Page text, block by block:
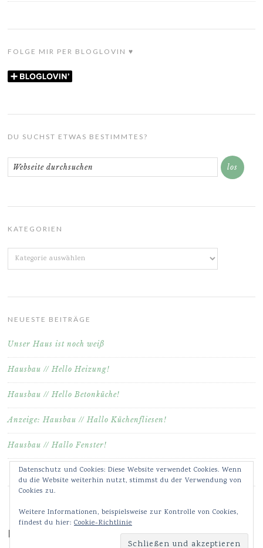
FOLGE MIR PER BLOGLOVIN ♥
DU SUCHST ETWAS BESTIMMTES?
KATEGORIEN
Kategorien
NEUESTE BEITRÄGE
Unser Haus ist noch weiß
Hausbau // Hello Heizung!
Hausbau // Hello Betonküche!
Anzeige: Hausbau // Hallo Küchenfliesen!
Hausbau // Hallo Fenster!
Meine Bilder & Videos auf Instagram ♥
Datenschutz und Cookies: Diese Website verwendet Cookies. Wenn
du die Website weiterhin nutzt, stimmst du der Verwendung von
Cookies zu.
Weitere Informationen, beispielsweise zur Kontrolle von Cookies,
findest du hier: Cookie-Richtlinie